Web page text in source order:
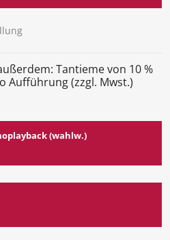
Tantieme von 10 %
Aufführung (zzgl. Mwst.)
(wahlw.)